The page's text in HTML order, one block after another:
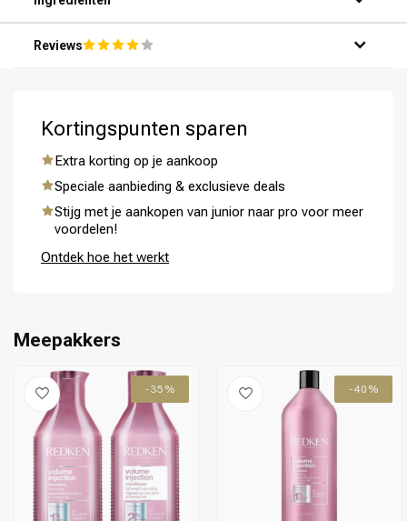
Omvorming
Reviews
Kortingspunten sparen
Extra korting op je aankoop
Speciale aanbieding & exclusieve deals
Stijg met je aankopen van junior naar pro voor meer
voordelen!
Ontdek hoe het werkt
Meepakkers
-35% -40%